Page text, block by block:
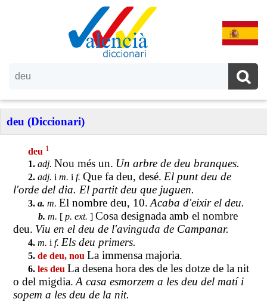
deu (Diccionari)
deu 1
1. adj. Nou més un. Un arbre de deu branques.
2. adj.i m.i f.Que fa deu, desé. El punt deu de
l'orde del dia. El partit deu que juguen.
3. a.m. El nombre deu, 10. Acaba d'eixir el deu.
b.m. [ p. ext. ] Cosa designada amb el nombre
deu. Viu en el deu de l'avinguda de Campanar.
4. m.i f. Els deu primers.
5. de deu, nou La immensa majoria.
6. les deu La desena hora des de les dotze de la nit
o del migdia. A casa esmorzem a les deu del matí i
sopem a les deu de la nit.